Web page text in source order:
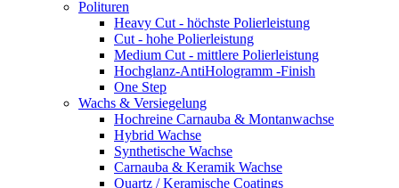
Polituren
Heavy Cut - höchste Polierleistung
Cut - hohe Polierleistung
Medium Cut - mittlere Polierleistung
Hochglanz-AntiHologramm -Finish
One Step
Wachs & Versiegelung
Hochreine Carnauba & Montanwachse
Hybrid Wachse
Synthetische Wachse
Carnauba & Keramik Wachse
Quartz / Keramische Coatings